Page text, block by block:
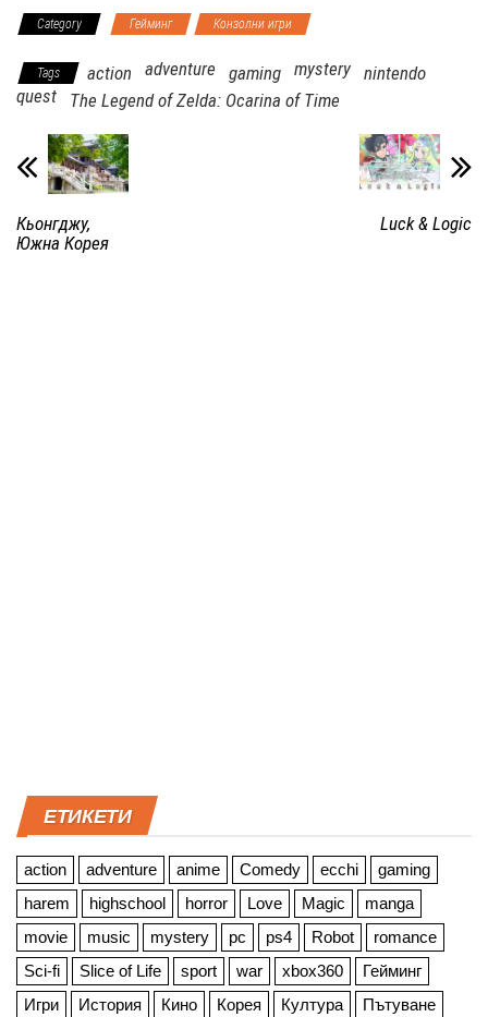
Category Гейминг Конзолни игри
Tags action adventure gaming mystery nintendo
quest
The Legend of Zelda: Ocarina of Time
Кьонгджу,
Южна Корея
Luck & Logic
ЕТИКЕТИ
action adventure anime Comedy ecchi
gaming
harem
highschool horror Love Magic
manga
movie
music mystery pc ps4 Robot
romance
Sci-fi
Slice of Life sport war xbox360
Гейминг
Игри
История Кино Корея Култура Пътуване